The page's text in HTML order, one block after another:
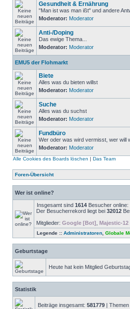
Gesundheit & Ernährung
"Man ist was man ißt" und andere
Moderator: Moderator
Anti-/Doping
Das ewige Thema...
Moderator: Moderator
EMU5 der Flohmarkt
Biete
Alles was du bieten willst
Moderator: Moderator
Suche
Alles was du suchst
Moderator: Moderator
Fundbüro
Wer oder was wird vermisst, wer will
Moderator: Moderator
Alle Cookies des Boards löschen | Das Team
Foren-Übersicht
Wer ist online?
Insgesamt sind 1614 Besucher
Der Besucherrekord liegt bei 32012
Mitglieder: Google [Bot] Majestic-
Legende :: Administratoren Globale
Geburtstage
Heute hat kein Mitglied
Statistik
Beiträge insgesamt: 581779 |